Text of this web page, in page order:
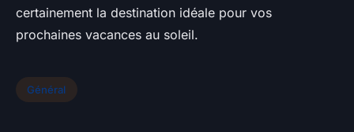
certainement la destination idéale pour vos
prochaines vacances au soleil.
Général